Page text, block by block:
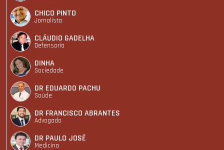
CHICO PINTO
Jornalista
CLÁUDIO GADELHA
Defensoria
DINHA
Sociedade
DR EDUARDO PACHU
Saúde
DR FRANCISCO ABRANTES
Advogado
DR PAULO JOSÉ
Medicina